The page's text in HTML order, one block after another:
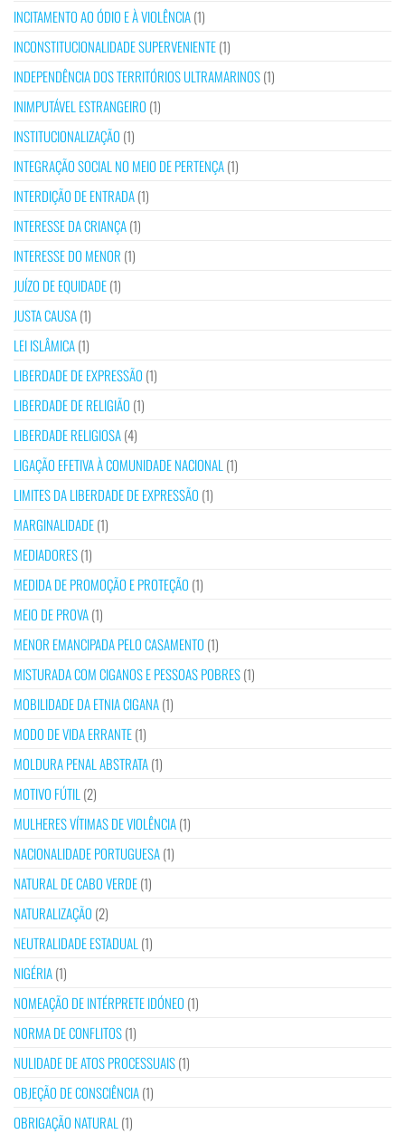
INCITAMENTO AO ÓDIO E À VIOLÊNCIA(1)
INCONSTITUCIONALIDADE SUPERVENIENTE(1)
INDEPENDÊNCIA DOS TERRITÓRIOS ULTRAMARINOS(1)
INIMPUTÁVEL ESTRANGEIRO (1)
INSTITUCIONALIZAÇÃO (1)
INTEGRAÇÃO SOCIAL NO MEIO DE PERTENÇA(1)
INTERDIÇÃO DE ENTRADA(1)
INTERESSE DA CRIANÇA(1)
INTERESSE DO MENOR (1)
JUÍZO DE EQUIDADE(1)
JUSTA CAUSA(1)
LEI ISLÂMICA(1)
LIBERDADE DE EXPRESSÃO (1)
LIBERDADE DE RELIGIÃO (1)
LIBERDADE RELIGIOSA(4)
LIGAÇÃO EFETIVA À COMUNIDADE NACIONAL (1)
LIMITES DA LIBERDADE DE EXPRESSÃO (1)
MARGINALIDADE(1)
MEDIADORES(1)
MEDIDA DE PROMOÇÃO E PROTEÇÃO (1)
MEIO DE PROVA(1)
MENOR EMANCIPADA PELO CASAMENTO (1)
MISTURADA COM CIGANOS E PESSOAS POBRES(1)
MOBILIDADE DA ETNIA CIGANA(1)
MODO DE VIDA ERRANTE(1)
MOLDURA PENAL ABSTRATA(1)
MOTIVO FÚTIL (2)
MULHERES VÍTIMAS DE VIOLÊNCIA(1)
NACIONALIDADE PORTUGUESA(1)
NATURAL DE CABO VERDE(1)
NATURALIZAÇÃO (2)
NEUTRALIDADE ESTADUAL (1)
NIGÉRIA(1)
NOMEAÇÃO DE INTÉRPRETE IDÓNEO (1)
NORMA DE CONFLITOS(1)
NULIDADE DE ATOS PROCESSUAIS(1)
OBJEÇÃO DE CONSCIÊNCIA(1)
OBRIGAÇÃO NATURAL (1)